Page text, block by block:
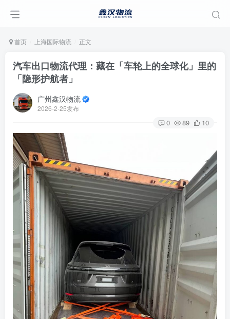
首页 上海国际物流 正文
汽车出口物流代理：藏在「车轮上的全球化」里的
「隐形护航者」
广州鑫汉物流
2026-2-25发布
0 89 10